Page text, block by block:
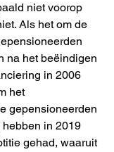
niet voorop
Als het om de
na het beëindigen
in 2006
het
gepensioneerden
hebben in 2019
gehad, waaruit